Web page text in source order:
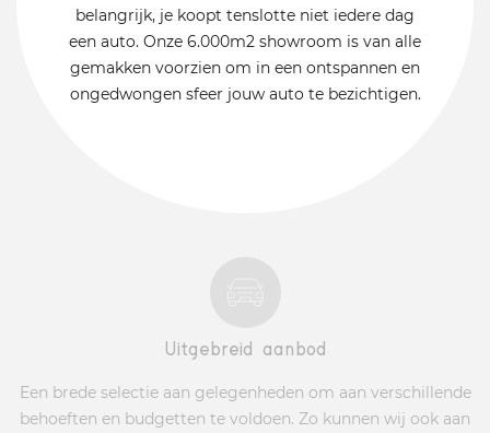
belangrijk, je koopt tenslotte niet iedere dag
een auto. Onze 6.000m2 showroom is van alle
gemakken voorzien om in een ontspannen en
ongedwongen sfeer jouw auto te bezichtigen.
Uitgebreid aanbod
Een brede selectie aan gelegenheden om aan verschillende
behoeften en budgetten te voldoen. Zo kunnen wij ook aan